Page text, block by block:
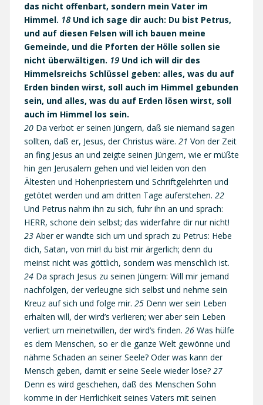
das nicht offenbart, sondern mein Vater im
Himmel. 18 Und ich sage dir auch: Du bist Petrus,
und auf diesen Felsen will ich bauen meine
Gemeinde, und die Pforten der Hölle sollen sie
nicht überwältigen. 19 Und ich will dir des
Himmelsreichs Schlüssel geben: alles, was du auf
Erden binden wirst, soll auch im Himmel gebunden
sein, und alles, was du auf Erden lösen wirst, soll
auch im Himmel los sein.
20 Da verbot er seinen Jüngern, daß sie niemand sagen
sollten, daß er, Jesus, der Christus wäre. 21 Von der Zeit
an fing Jesus an und zeigte seinen Jüngern, wie er müßte
hin gen Jerusalem gehen und viel leiden von den
Ältesten und Hohenpriestern und Schriftgelehrten und
getötet werden und am dritten Tage auferstehen. 22
Und Petrus nahm ihn zu sich, fuhr ihn an und sprach:
HERR, schone dein selbst; das widerfahre dir nur nicht!
23 Aber er wandte sich um und sprach zu Petrus: Hebe
dich, Satan, von mir! du bist mir ärgerlich; denn du
meinst nicht was göttlich, sondern was menschlich ist.
24 Da sprach Jesus zu seinen Jüngern: Will mir jemand
nachfolgen, der verleugne sich selbst und nehme sein
Kreuz auf sich und folge mir. 25 Denn wer sein Leben
erhalten will, der wird’s verlieren; wer aber sein Leben
verliert um meinetwillen, der wird’s finden. 26 Was hülfe
es dem Menschen, so er die ganze Welt gewönne und
nähme Schaden an seiner Seele? Oder was kann der
Mensch geben, damit er seine Seele wieder löse? 27
Denn es wird geschehen, daß des Menschen Sohn
komme in der Herrlichkeit seines Vaters mit seinen